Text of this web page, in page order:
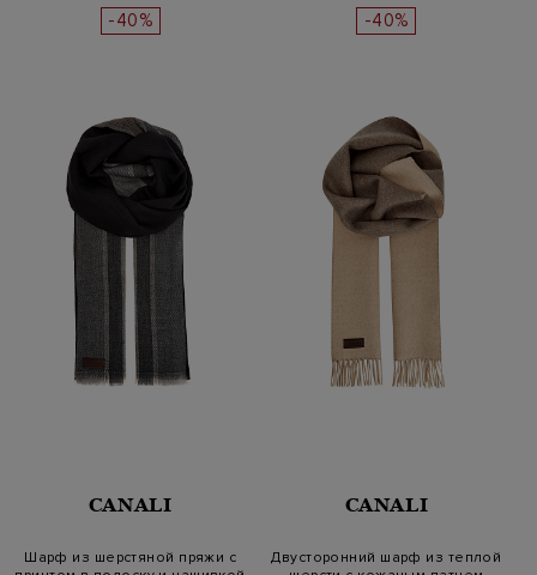
-40% -40%
CANALI
Шарф из шерстяной пряжи с
CANALI
Двусторонний шарф из теплой